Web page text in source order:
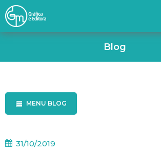
Blog
MENU BLOG
31/10/2019